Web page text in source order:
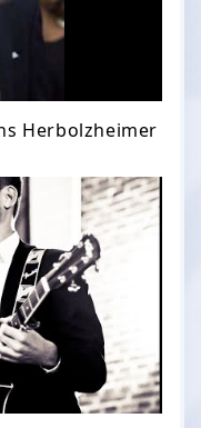
Herbolzheimer